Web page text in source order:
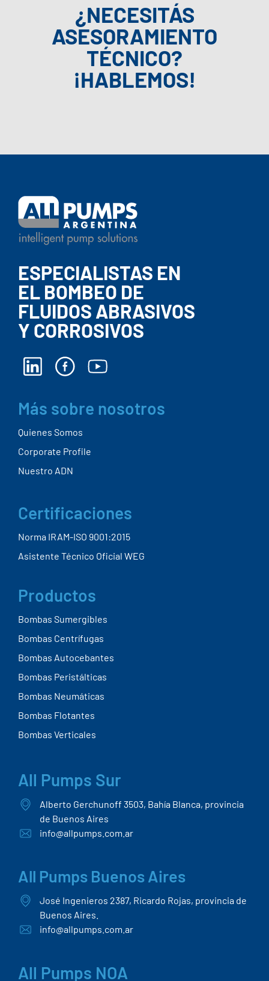
¿NECESITÁS
ASESORAMIENTO
TÉCNICO?
¡HABLEMOS!
ESPECIALISTAS EN
EL BOMBEO DE
FLUIDOS ABRASIVOS
Y CORROSIVOS
Más sobre nosotros
Quienes Somos
Certificaciones
Norma IRAM-ISO 9001:2015